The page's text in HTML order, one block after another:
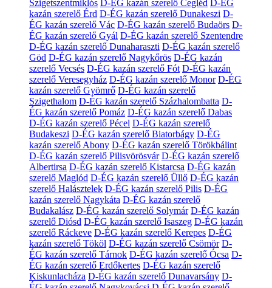
Szigetszentmiklós D-ÉG kazán szerelő Cegléd D-ÉG
kazán szerelő Érd D-ÉG kazán szerelő Dunakeszi D-
ÉG kazán szerelő Vác D-ÉG kazán szerelő Budaörs D-
ÉG kazán szerelő Gyál D-ÉG kazán szerelő Szentendre
D-ÉG kazán szerelő Dunaharaszti D-ÉG kazán szerelő
Göd D-ÉG kazán szerelő Nagykőrös D-ÉG kazán
szerelő Vecsés D-ÉG kazán szerelő Fót D-ÉG kazán
szerelő Veresegyház D-ÉG kazán szerelő Monor D-ÉG
kazán szerelő Gyömrő D-ÉG kazán szerelő
Szigethalom D-ÉG kazán szerelő Százhalombatta D-
ÉG kazán szerelő Pomáz D-ÉG kazán szerelő Dabas
D-ÉG kazán szerelő Pécel D-ÉG kazán szerelő
Budakeszi D-ÉG kazán szerelő Biatorbágy D-ÉG
kazán szerelő Abony D-ÉG kazán szerelő Törökbálint
D-ÉG kazán szerelő Pilisvörösvár D-ÉG kazán szerelő
Albertirsa D-ÉG kazán szerelő Kistarcsa D-ÉG kazán
szerelő Maglód D-ÉG kazán szerelő Üllő D-ÉG kazán
szerelő Halásztelek D-ÉG kazán szerelő Pilis D-ÉG
kazán szerelő Nagykáta D-ÉG kazán szerelő
Budakalász D-ÉG kazán szerelő Solymár D-ÉG kazán
szerelő Diósd D-ÉG kazán szerelő Isaszeg D-ÉG kazán
szerelő Ráckeve D-ÉG kazán szerelő Kerepes D-ÉG
kazán szerelő Tököl D-ÉG kazán szerelő Csömör D-
ÉG kazán szerelő Tárnok D-ÉG kazán szerelő Ócsa D-
ÉG kazán szerelő Erdőkertes D-ÉG kazán szerelő
Kiskunlacháza D-ÉG kazán szerelő Dunavarsány D-